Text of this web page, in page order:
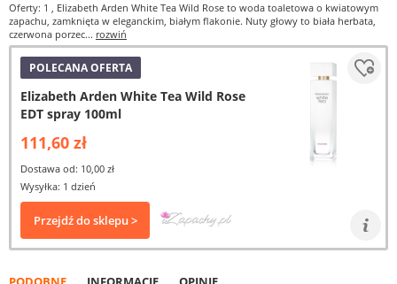
Oferty: 1 , Elizabeth Arden White Tea Wild Rose to woda toaletowa o kwiatowym
zapachu, zamknięta w eleganckim, białym flakonie. Nuty głowy to biała herbata,
czerwona porzec... rozwiń
POLECANA OFERTA
Elizabeth Arden White Tea Wild Rose
EDT spray 100ml
111,60 zł
Dostawa od: 10,00 zł
Wysyłka: 1 dzień
Przejdź do sklepu >